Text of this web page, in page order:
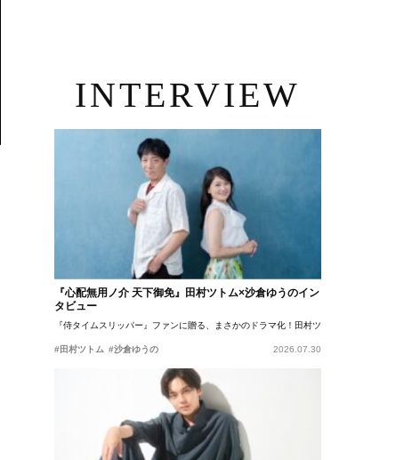
INTERVIEW
『心配無用ノ介 天下御免』田村ツトム×沙倉ゆうのイン
タビュー
『侍タイムスリッパー』ファンに贈る、まさかのドラマ化！田村ツトム×沙倉ゆうのが語
#田村ツトム #沙倉ゆうの 2026.07.30